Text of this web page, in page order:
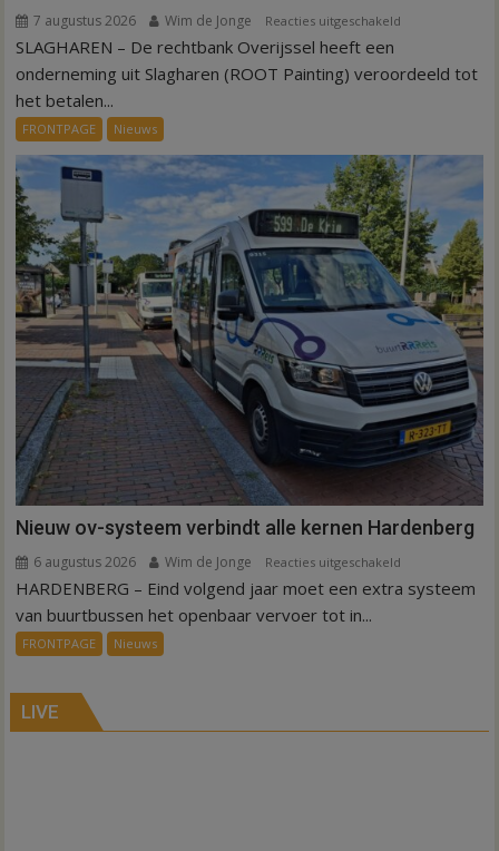
7 augustus 2026 Wim de Jonge Reacties uitgeschakeld
75.000
werknemers
SLAGHAREN – De rechtbank Overijssel heeft een
onderneming uit Slagharen (ROOT Painting) veroordeeld tot
het betalen...
FRONTPAGE Nieuws
Nieuw ov-systeem verbindt alle kernen Hardenberg
6 augustus 2026 Wim de Jonge Reacties uitgeschakeld
Nieuw
Hardenberg
HARDENBERG – Eind volgend jaar moet een extra systeem
van buurtbussen het openbaar vervoer tot in...
FRONTPAGE Nieuws
LIVE